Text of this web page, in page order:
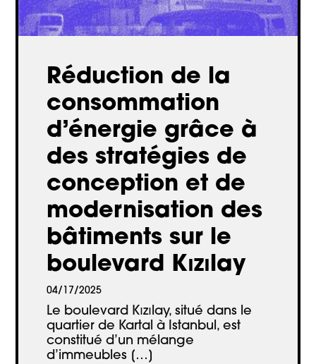
Réduction de la
consommation
d’énergie grâce à
des stratégies de
conception et de
modernisation des
bâtiments sur le
boulevard Kızılay
04/17/2025
Le boulevard Kızılay, situé dans le
quartier de Kartal à Istanbul, est
constitué d’un mélange
d’immeubles […]